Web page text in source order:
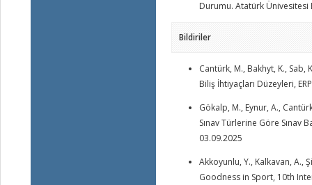
Durumu. Atatürk Ünivesitesi
Bildiriler
Cantürk, M., Bakhyt, K.,
Biliş İhtiyaçları Düzeyleri,
Gökalp, M., Eynur, A.,
Sınav Türlerine Göre Sınav
03.09.2025
Akkoyunlu, Y., Kalkavan, A.,
Goodness in Sport, 10th